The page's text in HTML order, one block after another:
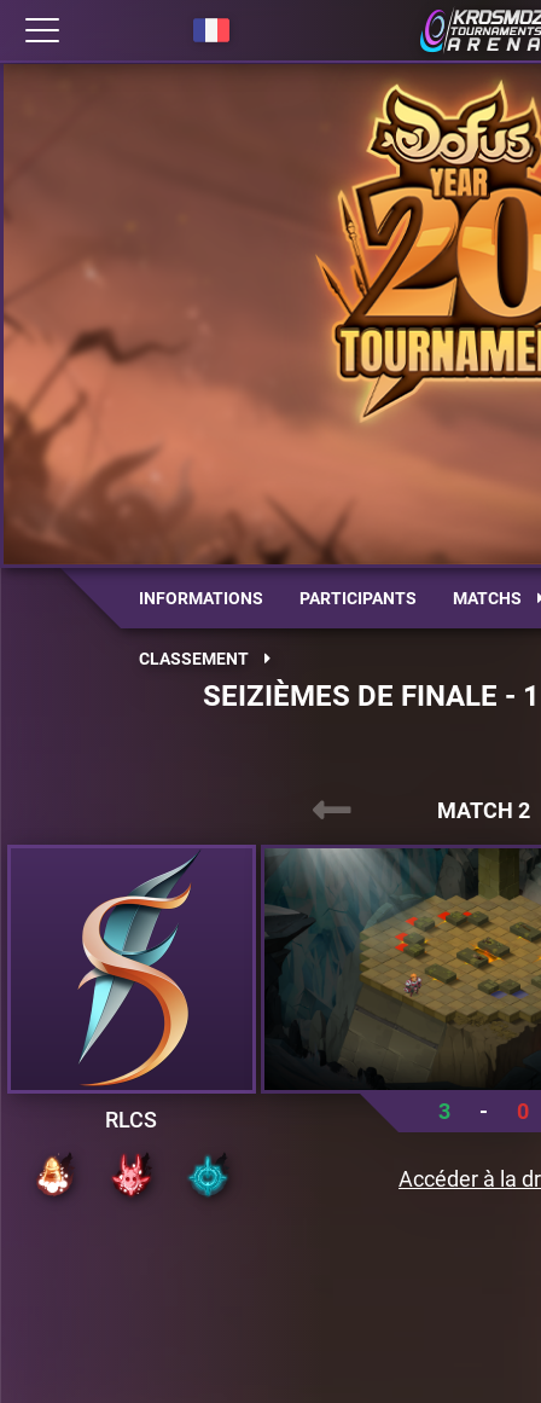
INFORMATIONS PARTICIPANTS MATCHS
CLASSEMENT
SEIZIÈMES DE FINALE
MATCH 2
RLCS 3 - 0
Accéder à la